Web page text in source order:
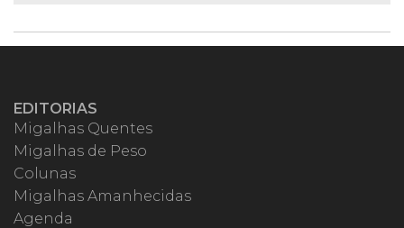
EDITORIAS
Migalhas Quentes
Migalhas de Peso
Colunas
Migalhas Amanhecidas
Agenda